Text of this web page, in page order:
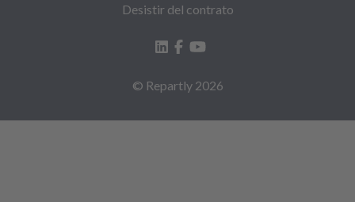
Desistir del contrato
© Repartly 2026